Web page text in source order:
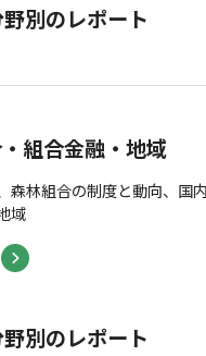
別のレポート
組合金融・地域
森林組合の制度と動向、国
域
別のレポート